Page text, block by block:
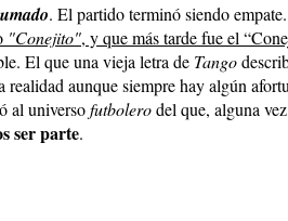
. El partido terminó siendo
"Conejito", y que más tarde fue el
El que una vieja letra de Tango
aunque siempre hay algún
al universofutbolerodel que, alguna
ser parte.